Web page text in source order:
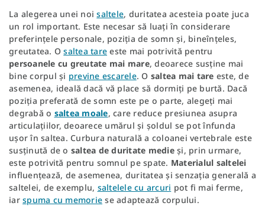
La alegerea unei noisaltele, duritatea acesteia poate juca
un rol important. Este necesar să luați în considerare
preferințele personale, poziția de somn și, bineînțeles,
greutatea. Osaltea tare este mai potrivită pentru
persoanele cu greutate mai mare, deoarece susține mai
bine corpul și previne escarele. O saltea mai tare este, de
asemenea, ideală dacă vă place să dormiți pe burtă. Dacă
poziția preferată de somn este pe o parte, alegeți mai
degrabă o saltea moale, care reduce presiunea asupra
articulațiilor, deoarece umărul și șoldul se pot înfunda
ușor în saltea. Curbura naturală a coloanei vertebrale este
susținută de o saltea de duritate medieși, prin urmare,
este potrivită pentru somnul pe spate. Materialul saltelei
influențează, de asemenea, duritatea și senzația generală a
saltelei, de exemplu, saltelele cu arcuri pot fi mai ferme,
iar spuma cu memorie se adaptează corpului.